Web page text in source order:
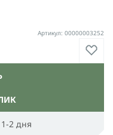
2 дня
Артикул: 00000003252